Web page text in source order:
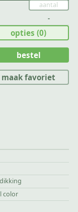
-
color
opties(0)
bestel
maak favoriet